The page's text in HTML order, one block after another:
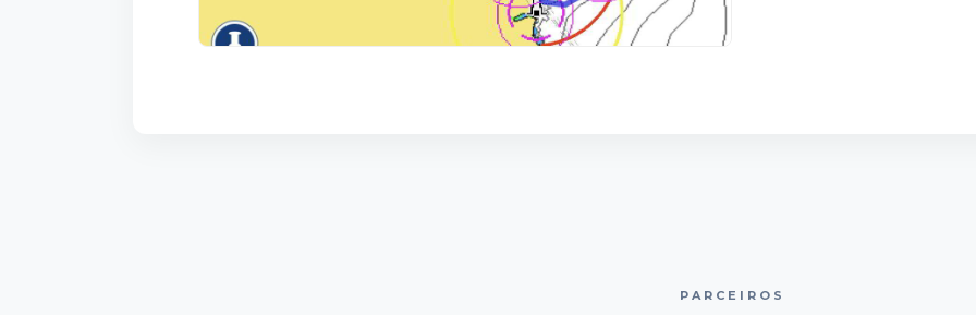
PARCEIROS